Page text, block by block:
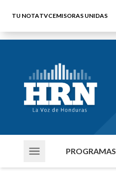
TU NOTATVCEMISORAS UNIDAS
PROGRAMAS